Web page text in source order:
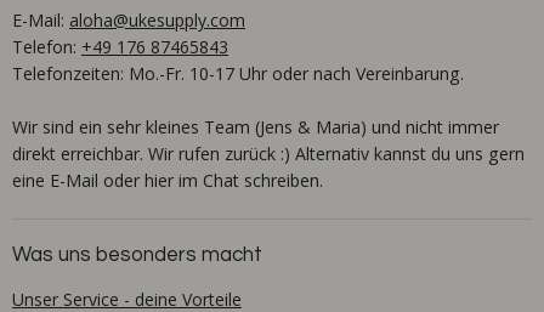
E-Mail: aloha@ukesupply.com
Telefon: +49 176 87465843
Telefonzeiten: Mo.-Fr. 10-17 Uhr oder nach Vereinbarung.
Wir sind ein sehr kleines Team (Jens & Maria) und nicht immer
direkt erreichbar. Wir rufen zurück :) Alternativ kannst du uns gern
eine E-Mail oder hier im Chat schreiben.
Was uns besonders macht
Unser Service - deine Vorteile